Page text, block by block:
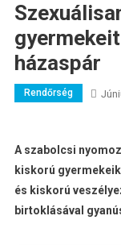
házaspár
Rendőrség
A szabolcsi
kiskorú
és kiskorú
birtoklásával